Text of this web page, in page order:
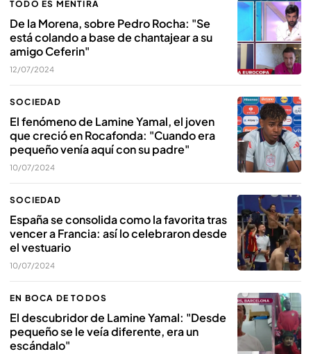
TODO ES MENTIRA
De la Morena, sobre Pedro Rocha: "Se
está colando a base de chantajear a su
amigo Ceferin"
12/07/2024
SOCIEDAD
El fenómeno de Lamine Yamal, el joven
que creció en Rocafonda: "Cuando era
pequeño venía aquí con su padre"
10/07/2024
SOCIEDAD
España se consolida como la favorita tras
vencer a Francia: así lo celebraron desde
el vestuario
10/07/2024
EN BOCA DE TODOS
El descubridor de Lamine Yamal: "Desde
pequeño se le veía diferente, era un
escándalo"